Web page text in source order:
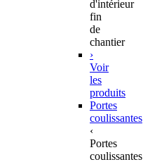
d'intérieur
fin
de
chantier
›
Voir
les
produits
Portes
coulissantes
‹
Portes
coulissantes